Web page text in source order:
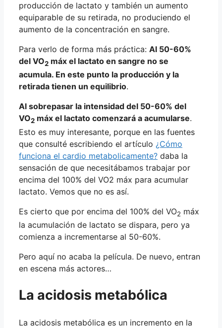
producción de lactato y también un aumento
equiparable de su retirada, no produciendo el
aumento de la concentración en sangre.
Para verlo de forma más práctica: Al 50-60%
del VO2 máx el lactato en sangre no se
acumula. En este punto la producción y la
retirada tienen un equilibrio.
Al sobrepasar la intensidad del 50-60% del
VO2 máx el lactato comenzará a acumularse.
Esto es muy interesante, porque en las fuentes
que consulté escribiendo el artículo ¿Cómo
funciona el cardio metabolicamente? daba la
sensación de que necesitábamos trabajar por
encima del 100% del VO2 máx para acumular
lactato. Vemos que no es así.
Es cierto que por encima del 100% del VO2 máx
la acumulación de lactato se dispara, pero ya
comienza a incrementarse al 50-60%.
Pero aquí no acaba la película. De nuevo, entran
en escena más actores…
La acidosis metabólica
La acidosis metabólica es un incremento en la